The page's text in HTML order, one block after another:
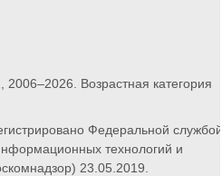
, 2006–2026. Возрастная категория
Федеральной службой
технологий и
23.05.2019.